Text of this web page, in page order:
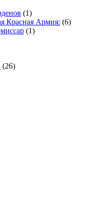
(1)
Красная Армия: (6)
(1)
(26)